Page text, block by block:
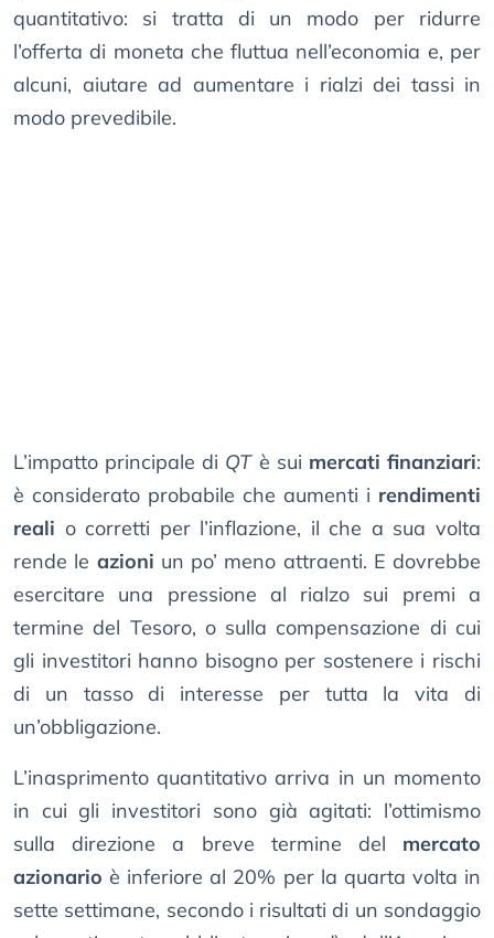
quantitativo: si tratta di un modo per ridurre
l’offerta di moneta che fluttua nell’economia e, per
alcuni, aiutare ad aumentare i rialzi dei tassi in
modo prevedibile.
L’impatto principale di QTè sui mercati finanziari:
è considerato probabile che aumenti i rendimenti
reali o corretti per l’inflazione, il che a sua volta
rende le azioni un po’ meno attraenti. E dovrebbe
esercitare una pressione al rialzo sui premi a
termine del Tesoro, o sulla compensazione di cui
gli investitori hanno bisogno per sostenere i rischi
di un tasso di interesse per tutta la vita di
un’obbligazione.
L’inasprimento quantitativo arriva in un momento
in cui gli investitori sono già agitati: l’ottimismo
sulla direzione a breve termine del mercato
azionario è inferiore al 20% per la quarta volta in
sette settimane, secondo i risultati di un sondaggio